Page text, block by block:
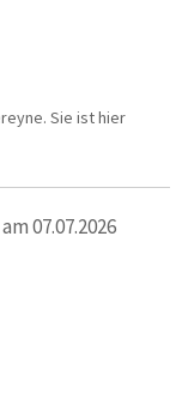
Sie ist hier
am 07.07.2026